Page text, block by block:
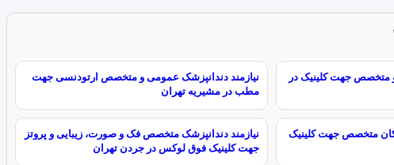
متخصص جهت کلینیک در
نیازمند دندانپزشک عمومی و متخصص ارتودنسی جهت
مطب در مشیریه تهران
متخصص جهت کلینیک
نیازمند دندانپزشک متخصص فک و صورت، زیبایی و پروتز
جهت کلینیک فوق لوکس در جردن تهران